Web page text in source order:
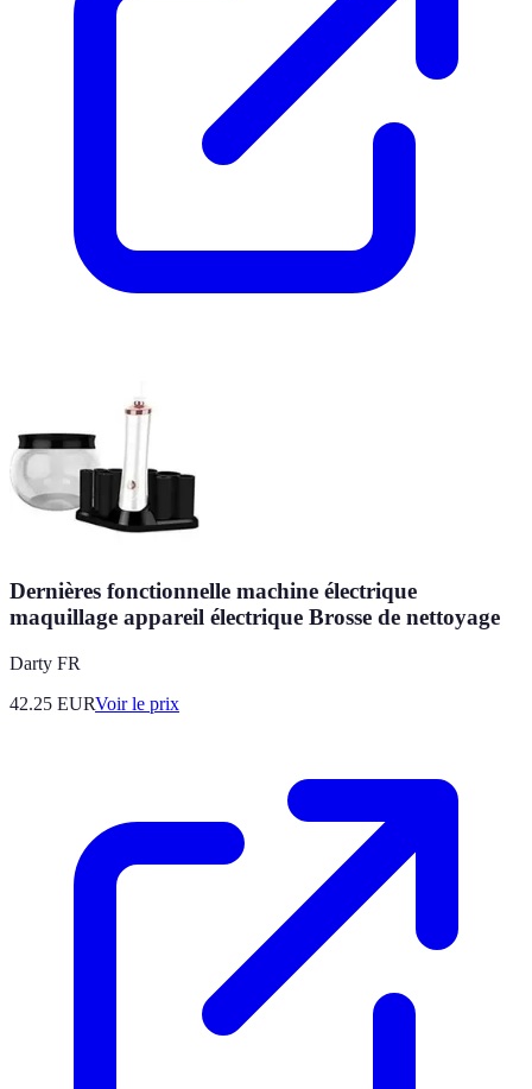
Dernières fonctionnelle machine électrique
maquillage appareil électrique Brosse de nettoyage
Darty FR
42.25 EURVoir le prix